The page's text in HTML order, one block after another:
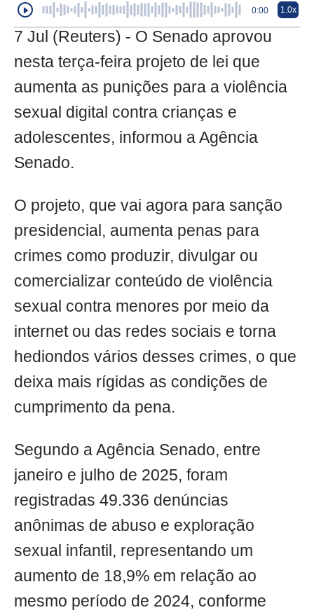
0:00 1.0x
7 Jul (Reuters) - O Senado aprovou
nesta terça-feira projeto de lei que
aumenta as punições para a violência
sexual digital contra crianças e
adolescentes, informou a Agência
Senado.
O projeto, que vai agora para sanção
presidencial, aumenta penas para
crimes como produzir, divulgar ou
comercializar conteúdo de violência
sexual contra menores por meio da
internet ou das redes sociais e torna
hediondos vários desses crimes, o que
deixa mais rígidas as condições de
cumprimento da pena.
Segundo a Agência Senado, entre
janeiro e julho de 2025, foram
registradas 49.336 denúncias
anônimas de abuso e exploração
sexual infantil, representando um
aumento de 18,9% em relação ao
mesmo período de 2024, conforme